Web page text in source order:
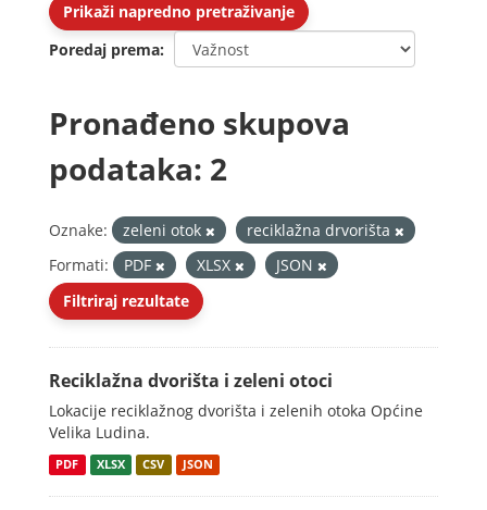
Prikaži napredno pretraživanje
Poredaj prema
Pronađeno skupova
podataka: 2
Oznake: zeleni otok
reciklažna drvorišta
Formati:
PDF XLSX
JSON
Filtriraj rezultate
Reciklažna dvorišta i zeleni otoci
Lokacije reciklažnog dvorišta i zelenih otoka Općine
Velika Ludina.
PDF XLSX CSV JSON